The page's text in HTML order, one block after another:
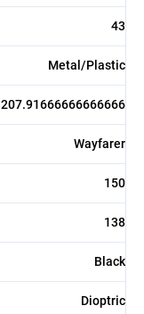
43
Metal/Plastic
207.91666666666666
Wayfarer
150
138
Black
Dioptric